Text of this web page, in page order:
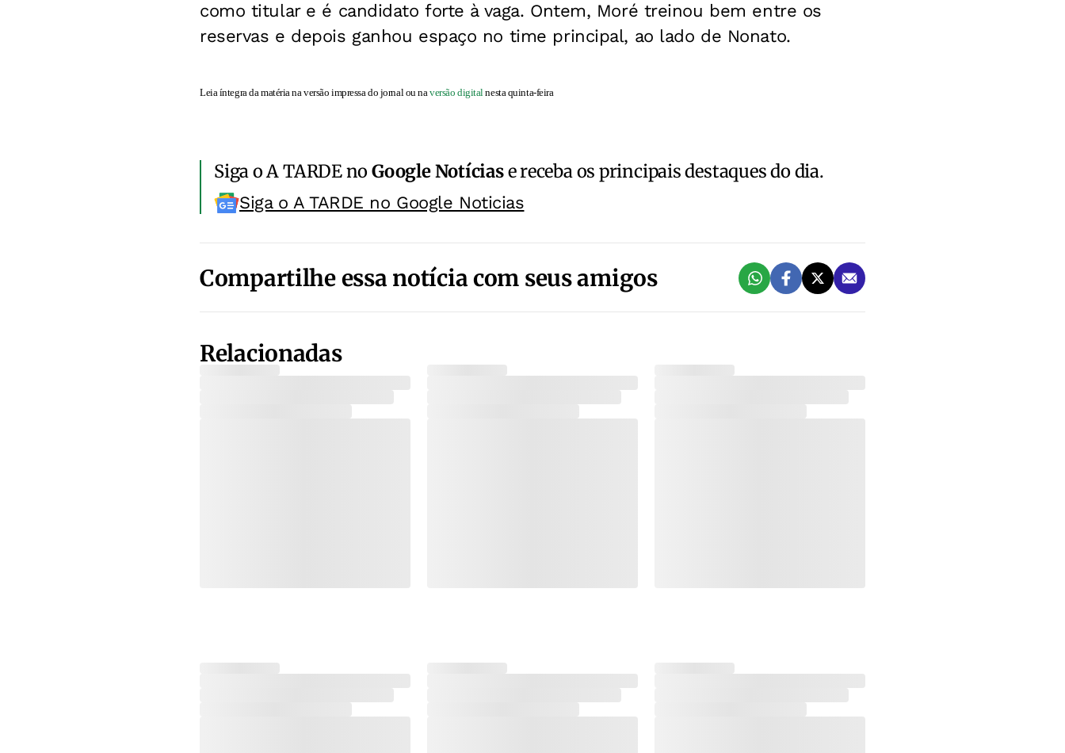
como titular e é candidato forte à vaga. Ontem, Moré treinou bem entre os
reservas e depois ganhou espaço no time principal, ao lado de Nonato.
Leia íntegra da matéria na versão impressa do jornal ou naversão digitalnesta quinta-feira
Siga o A TARDE noGoogle Notíciase receba os principais destaques do dia.
Siga o A TARDE no Google Noticias
Compartilhe essa notícia com seus amigos
Relacionadas